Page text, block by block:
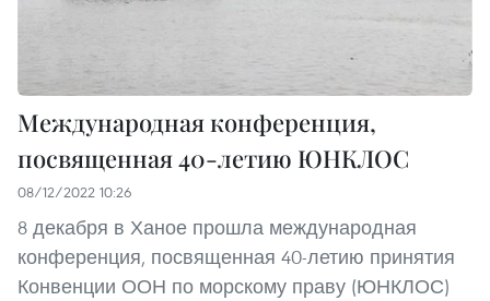
Международная конференция,
посвященная 40-летию ЮНКЛОС
08/12/2022 10:26
8 декабря в Ханое прошла международная
конференция, посвященная 40-летию принятия
Конвенции ООН по морскому праву (ЮНКЛОС)